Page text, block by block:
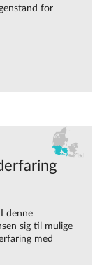
for
denne
sig til mulige
med